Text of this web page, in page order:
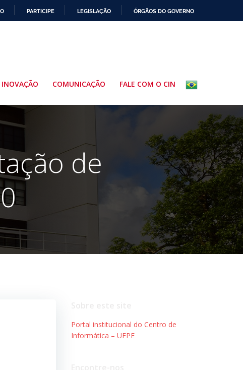
PARTICIPE LEGISLAÇÃO ÓRGÃOS DO GOVERNO
INOVAÇÃO COMUNICAÇÃO FALE COM O CIN
de
Portal institucional do Centro de
Informática – UFPE